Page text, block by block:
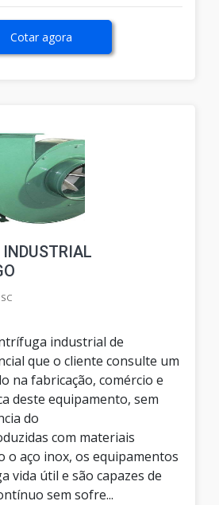
Cotar agora
industrial de
que o cliente consulte um
na fabricação, comércio e
deste equipamento, sem
do
com materiais
o aço inox, os equipamentos
vida útil e são capazes de
sem sofre...